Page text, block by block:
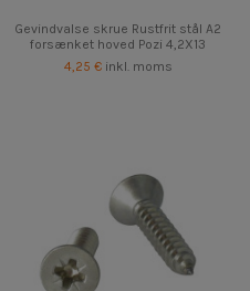
Gevindvalse skrue Rustfrit stål A2
forsænket hoved Pozi 4,2X13
4,25 € inkl. moms